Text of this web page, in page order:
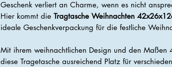
Geschenk verliert an Charme, wenn es nicht
Hier kommt die Tragtasche Weihnachten
ideale Geschenkverpackung für die festliche
Mit ihrem weihnachtlichen Design und den Maßen
diese Tragetasche ausreichend Platz für